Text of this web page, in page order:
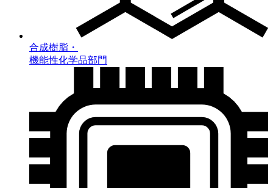
合成樹脂・
機能性化学品部門